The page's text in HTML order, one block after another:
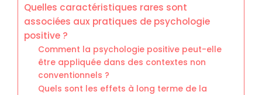
Quelles caractéristiques rares sont
associées aux pratiques de psychologie
positive ?
Comment la psychologie positive peut-elle
être appliquée dans des contextes non
conventionnels ?
Quels sont les effets à long terme de la